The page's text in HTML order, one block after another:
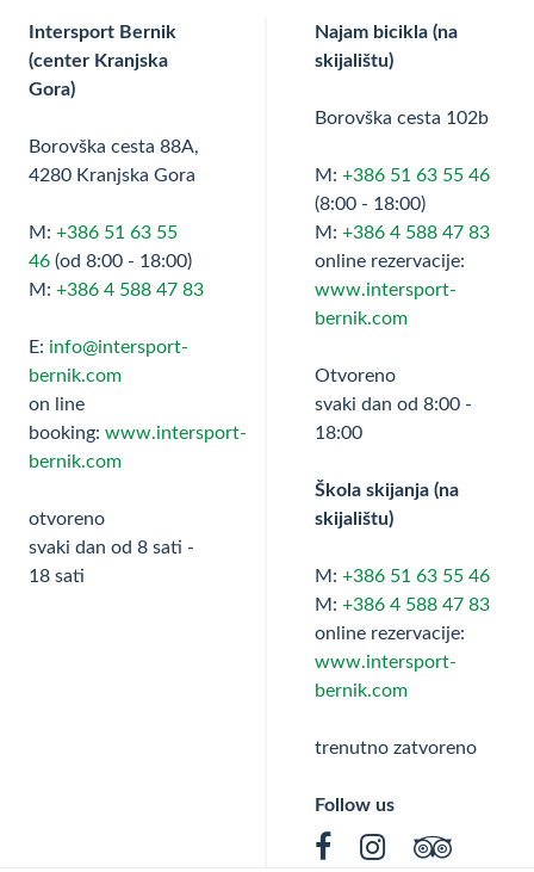
Intersport Bernik
(center Kranjska
Gora)
Borovška cesta 88A,
4280 Kranjska Gora
M: +386 51 63 55
46(od 8:00 - 18:00)
M: +386 4 588 47 83
E: info@intersport-
bernik.com
on line
booking: www.intersport-
bernik.com
otvoreno
svaki dan od 8 sati -
18 sati
Najam bicikla (na
skijalištu)
Borovška cesta 102b
M: +386 51 63 55 46
(8:00 - 18:00)
M: +386 4 588 47 83
online rezervacije:
www.intersport-
bernik.com
Otvoreno
svaki dan od 8:00 -
18:00
Škola skijanja (na
skijalištu)
M: +386 51 63 55 46
M: +386 4 588 47 83
online rezervacije:
www.intersport-
bernik.com
trenutno zatvoreno
Follow us